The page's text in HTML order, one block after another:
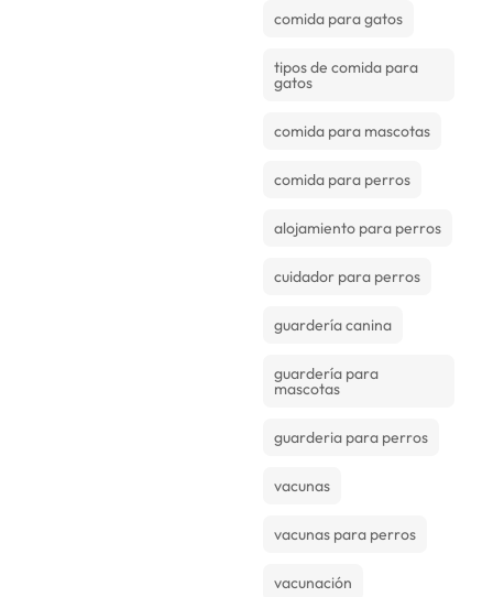
comida para gatos
tipos de comida para
gatos
comida para mascotas
comida para perros
alojamiento para perros
cuidador para perros
guardería canina
guardería para
mascotas
guarderia para perros
vacunas
vacunas para perros
vacunación